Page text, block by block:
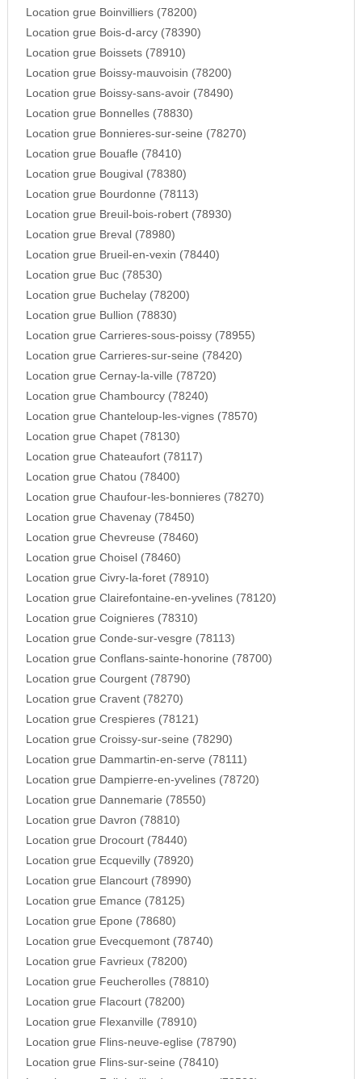
Location grue Boinvilliers (78200)
Location grue Bois-d-arcy (78390)
Location grue Boissets (78910)
Location grue Boissy-mauvoisin (78200)
Location grue Boissy-sans-avoir (78490)
Location grue Bonnelles (78830)
Location grue Bonnieres-sur-seine (78270)
Location grue Bouafle (78410)
Location grue Bougival (78380)
Location grue Bourdonne (78113)
Location grue Breuil-bois-robert (78930)
Location grue Breval (78980)
Location grue Brueil-en-vexin (78440)
Location grue Buc (78530)
Location grue Buchelay (78200)
Location grue Bullion (78830)
Location grue Carrieres-sous-poissy (78955)
Location grue Carrieres-sur-seine (78420)
Location grue Cernay-la-ville (78720)
Location grue Chambourcy (78240)
Location grue Chanteloup-les-vignes (78570)
Location grue Chapet (78130)
Location grue Chateaufort (78117)
Location grue Chatou (78400)
Location grue Chaufour-les-bonnieres (78270)
Location grue Chavenay (78450)
Location grue Chevreuse (78460)
Location grue Choisel (78460)
Location grue Civry-la-foret (78910)
Location grue Clairefontaine-en-yvelines (78120)
Location grue Coignieres (78310)
Location grue Conde-sur-vesgre (78113)
Location grue Conflans-sainte-honorine (78700)
Location grue Courgent (78790)
Location grue Cravent (78270)
Location grue Crespieres (78121)
Location grue Croissy-sur-seine (78290)
Location grue Dammartin-en-serve (78111)
Location grue Dampierre-en-yvelines (78720)
Location grue Dannemarie (78550)
Location grue Davron (78810)
Location grue Drocourt (78440)
Location grue Ecquevilly (78920)
Location grue Elancourt (78990)
Location grue Emance (78125)
Location grue Epone (78680)
Location grue Evecquemont (78740)
Location grue Favrieux (78200)
Location grue Feucherolles (78810)
Location grue Flacourt (78200)
Location grue Flexanville (78910)
Location grue Flins-neuve-eglise (78790)
Location grue Flins-sur-seine (78410)